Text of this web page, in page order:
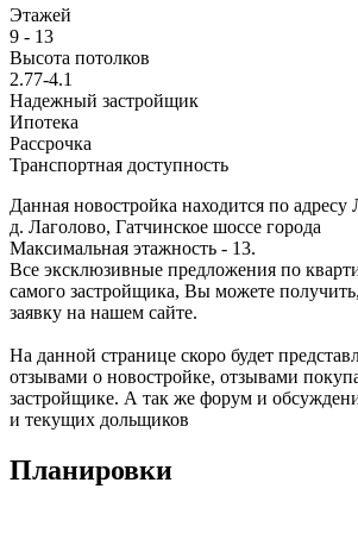
Этажей
9 - 13
Высота потолков
2.77-4.1
Надежный застройщик
Ипотека
Рассрочка
Транспортная доступность
Данная новостройка находится по
д. Лаголово, Гатчинское шоссе города
Максимальная этажность - 13.
Все эксклюзивные предложения по
самого застройщика, Вы можете
заявку на нашем сайте.
На данной странице скоро будет
отзывами о новостройке, отзывами
застройщике. А так же форум и
и текущих дольщиков
Планировки